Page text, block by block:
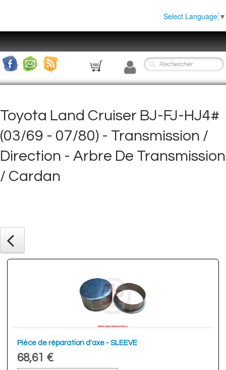
Select Language ▼
Toyota Land Cruiser BJ-FJ-HJ4#
(03/69 - 07/80) - Transmission /
Direction - Arbre De Transmission
/ Cardan
Pièce de réparation d'axe - SLEEVE
68,61 €